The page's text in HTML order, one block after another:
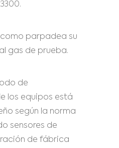
parpadea su
gas de prueba.
de
los equipos está
según la norma
sensores de
de fábrica